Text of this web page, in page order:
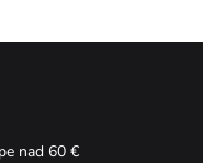
nad 60 €